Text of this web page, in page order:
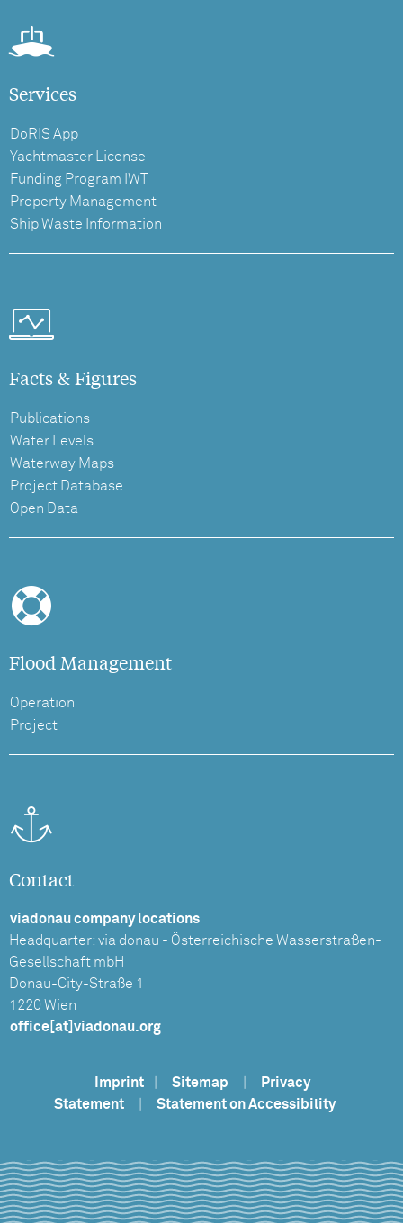
Services
DoRIS App
Yachtmaster License
Funding Program IWT
Property Management
Ship Waste Information
Facts & Figures
Publications
Water Levels
Waterway Maps
Project Database
Open Data
Flood Management
Operation
Project
Contact
viadonau company locations
Headquarter: via donau - Österreichische Wasserstraßen-
Gesellschaft mbH
Donau-City-Straße 1
1220 Wien
office[at]viadonau.org
Imprint Sitemap
Privacy
Statement
Statement on Accessibility